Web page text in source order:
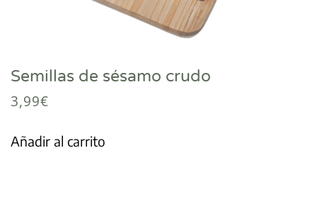
Semillas de sésamo crudo
3,99€
Añadir al carrito